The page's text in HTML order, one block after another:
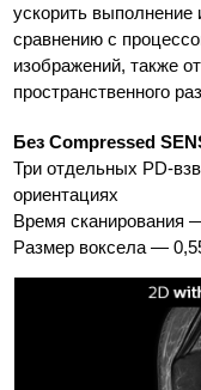
ускорить выполнение
сравнению с
изображений, также
пространственного
Без Compressed
Три отдельных PD-
ориентациях
Время сканирования
Размер воксела —